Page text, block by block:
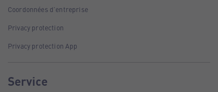
Coordonnées d'entreprise
Privacy protection
Privacy protection App
Service